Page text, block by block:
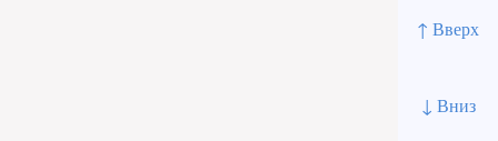
↑ Вверх
↓ Вниз